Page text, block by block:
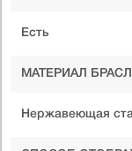
Есть
МАТЕРИАЛ
Нержавеющая